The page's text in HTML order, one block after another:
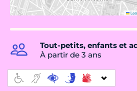
Tout-petits, enfants et
À partir de 3 ans